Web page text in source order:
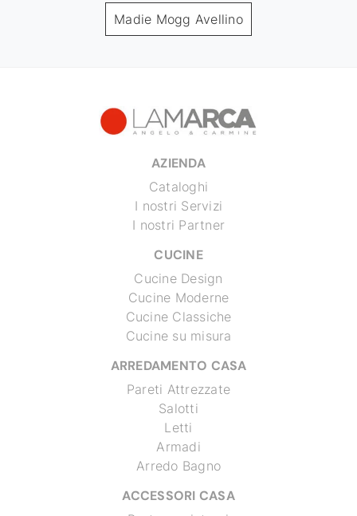
Madie Mogg Avellino
AZIENDA
Cataloghi
I nostri Servizi
I nostri Partner
CUCINE
Cucine Design
Cucine Moderne
Cucine Classiche
Cucine su misura
ARREDAMENTO CASA
Pareti Attrezzate
Salotti
Letti
Armadi
Arredo Bagno
ACCESSORI CASA